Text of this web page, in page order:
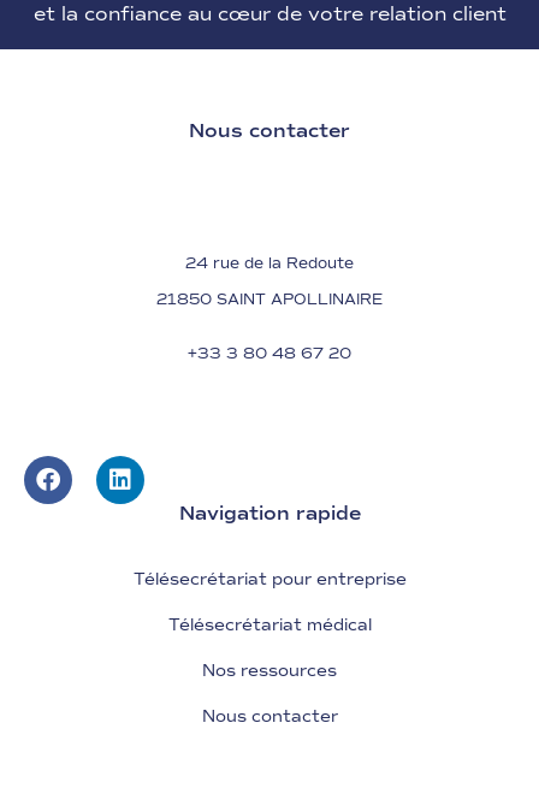
et la confianceau cœur de votre relation client
Nous contacter
24 rue de la Redoute
21850 SAINT APOLLINAIRE
+33 3 80 48 67 20
Navigation rapide
Télésecrétariat pour entreprise
Télésecrétariat médical
Nos ressources
Nous contacter